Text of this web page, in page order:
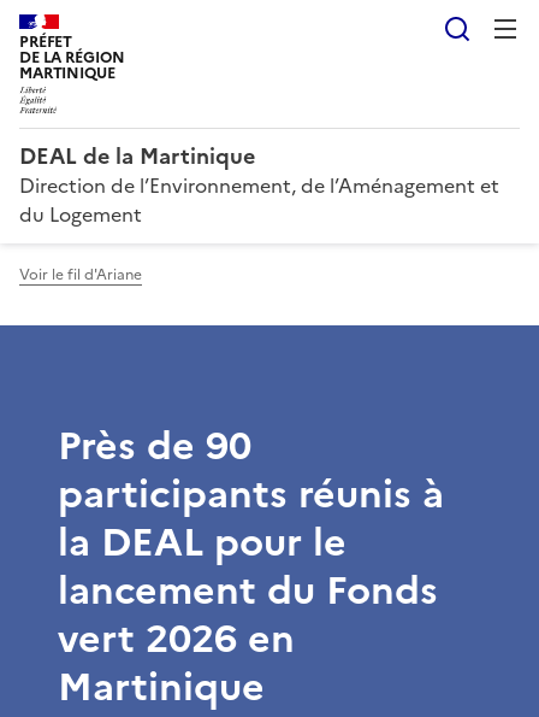
PRÉFET
DE LA RÉGION
MARTINIQUE
DEAL de la Martinique
Direction de l’Environnement, de l’Aménagement et
du Logement
Voir le fil d'Ariane
Près de 90
participants réunis à
la DEAL pour le
lancement du Fonds
vert 2026 en
Martinique